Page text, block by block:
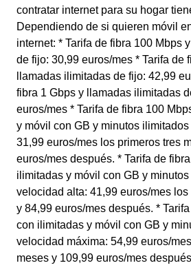
contratar internet para su hogar
Dependiendo de si quieren móvil
internet: * Tarifa de fibra 100 Mbps
de fijo: 30,99 euros/mes * Tarifa de
llamadas ilimitadas de fijo: 42,99
fibra 1 Gbps y llamadas ilimitadas
euros/mes * Tarifa de fibra 100
y móvil con GB y minutos
31,99 euros/mes los primeros tres
euros/mes después. * Tarifa de
ilimitadas y móvil con GB y
velocidad alta: 41,99 euros/mes
y 84,99 euros/mes después. *
con ilimitadas y móvil con GB y
velocidad máxima: 54,99 euros/
meses y 109,99 euros/mes